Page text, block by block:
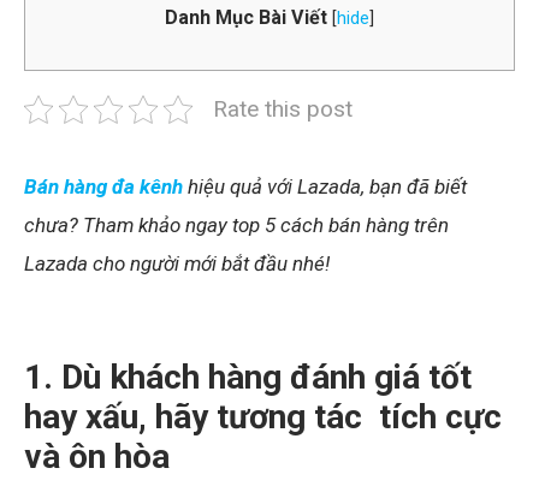
Danh Mục Bài Viết [hide
Rate this post
Bán hàng đa kênh hiệu quả với Lazada, bạn đã biết
chưa? Tham khảo ngay top 5 cách bán hàng trên
Lazada cho người mới bắt đầu nhé!
1. Dù khách hàng đánh giá tốt
hay xấu, hãy tương tác tích cực
và ôn hòa